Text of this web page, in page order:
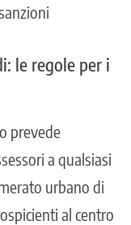
le regole per i
prevede
a qualsiasi
urbano di
al centro